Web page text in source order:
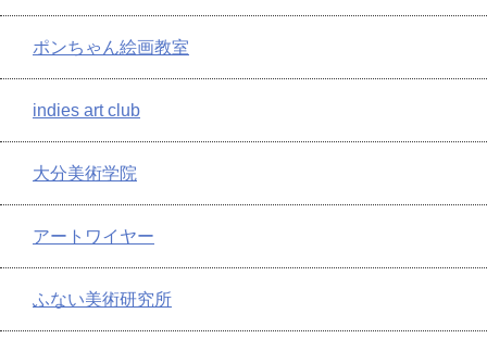
ポンちゃん絵画教室
indies art club
大分美術学院
アートワイヤー
ふない美術研究所